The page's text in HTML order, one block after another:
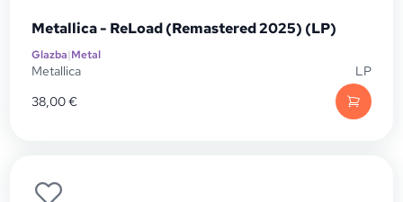
Metallica - ReLoad (Remastered 2025) (LP)
Glazba|Metal
Metallica
LP
38,00€